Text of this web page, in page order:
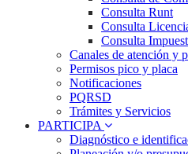
Consulta Runt
Consulta
Consulta
Canales de atención y
Permisos pico y placa
Notificaciones
PQRSD
Trámites y Servicios
PARTICIPA
Diagnóstico e